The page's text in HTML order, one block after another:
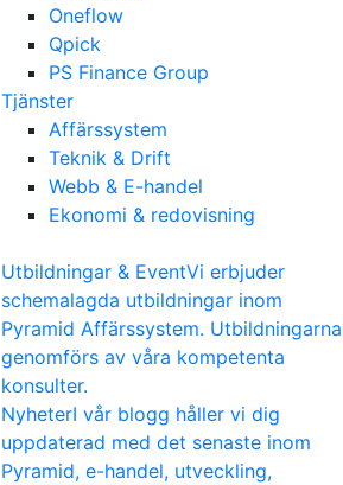
Oneflow
Qpick
PS Finance Group
Tjänster
Affärssystem
Teknik & Drift
Webb & E-handel
Ekonomi & redovisning
Utbildningar & EventVi erbjuder
schemalagda utbildningar inom
Pyramid Affärssystem. Utbildningarna
genomförs av våra kompetenta
konsulter.
NyheterI vår blogg håller vi dig
uppdaterad med det senaste inom
Pyramid, e-handel, utveckling,